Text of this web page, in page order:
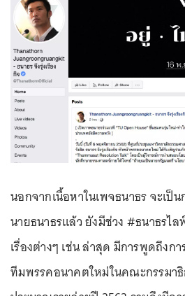
นอกจากเนื้อหาในเพจธนาธร จะเป็
นายธนาธรแล้ว ยังมีช่วง #ธนาธรไ
เรื่องต่างๆ เช่น ล่าสุด มีการพูดถึงก
ทีมพรรคอนาคตใหม่ในคณะกรรมา